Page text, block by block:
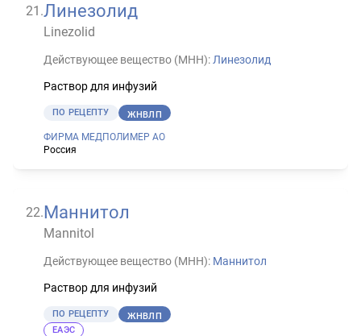
21 .Линезолид
Linezolid
Действующее вещество (МНН): Линезолид
Раствор для инфузий
ПО РЕЦЕПТУ ЖНВЛП
ФИРМА МЕДПОЛИМЕР АО
Россия
22.Маннитол
Mannitol
Действующее вещество (МНН): Маннитол
Раствор для инфузий
ПО РЕЦЕПТУ ЖНВЛП
ЕАЭС